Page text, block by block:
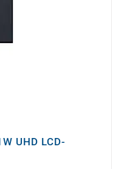
UHD LCD-